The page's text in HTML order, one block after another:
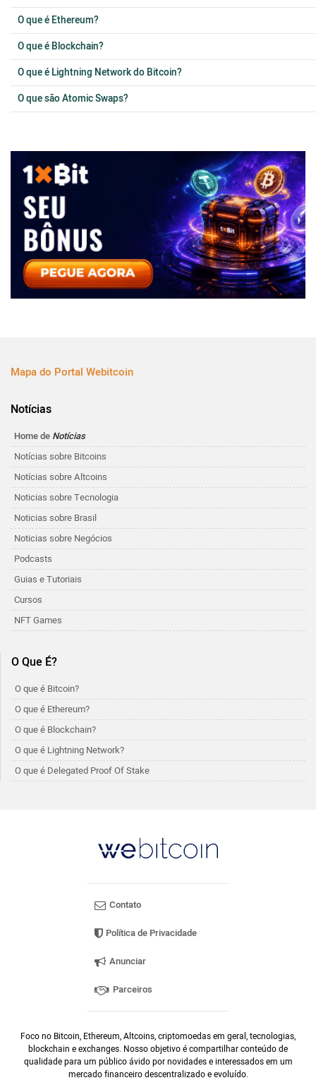
O que é Ethereum?
O que é Blockchain?
O que é Lightning Network do Bitcoin?
O que são Atomic Swaps?
Mapa do Portal Webitcoin
Notícias
Home de Notícias
Notícias sobre Bitcoins
Notícias sobre Altcoins
Noticias sobre Tecnologia
Noticias sobre Brasil
Noticias sobre Negócios
Podcasts
Guias e Tutoriais
Cursos
NFT Games
O Que É?
O que é Bitcoin?
O que é Ethereum?
O que é Blockchain?
O que é Lightning Network?
O que é Delegated Proof Of Stake
Contato
Política de Privacidade
Anunciar
Parceiros
Foco no Bitcoin, Ethereum, Altcoins, criptomoedas em geral, tecnologias,
blockchain e exchanges. Nosso objetivo é compartilhar conteúdo de
qualidade para um público ávido por novidades e interessados em um
mercado financeiro descentralizado e evoluído.